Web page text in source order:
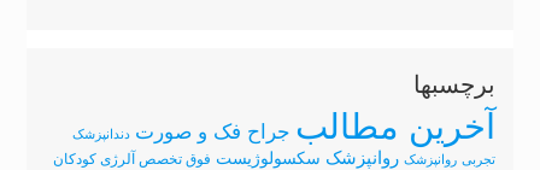
برچسبها
آخرین مطالب جراح فک و صورت دندانپزشک
تجربی روانپزشک روانپزشک سکسولوژیست فوق تخصص آلرژی کودکان